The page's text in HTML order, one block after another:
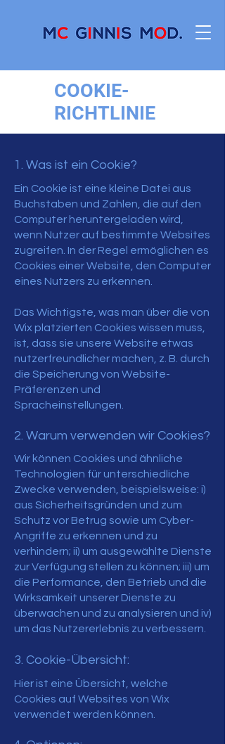
COOKIE-
RICHTLINIE
1. Was ist ein Cookie?
Ein Cookie ist eine kleine Datei aus
Buchstaben und Zahlen, die auf den
Computer heruntergeladen wird,
wenn Nutzer auf bestimmte Websites
zugreifen. In der Regel ermöglichen es
Cookies einer Website, den Computer
eines Nutzers zu erkennen.
Das Wichtigste, was man über die von
Wix platzierten Cookies wissen muss,
ist, dass sie unsere Website etwas
nutzerfreundlicher machen, z. B. durch
die Speicherung von Website-
Präferenzen und
Spracheinstellungen.
2. Warum verwenden wir Cookies?
Wir können Cookies und ähnliche
Technologien für unterschiedliche
Zwecke verwenden, beispielsweise: i)
aus Sicherheitsgründen und zum
Schutz vor Betrug sowie um Cyber-
Angriffe zu erkennen und zu
verhindern; ii) um ausgewählte Dienste
zur Verfügung stellen zu können; iii) um
die Performance, den Betrieb und die
Wirksamkeit unserer Dienste zu
überwachen und zu analysieren und iv)
um das Nutzererlebnis zu verbessern.
3. Cookie-Übersicht:
Hier ist eine Übersicht, welche
Cookies auf Websites von Wix
verwendet werden können.